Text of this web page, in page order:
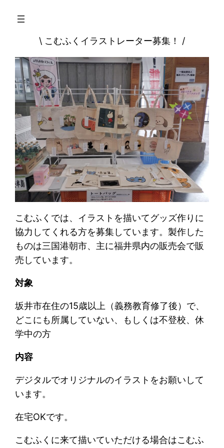
\ こむふくイラストレーター募集！ /
こむふくでは、イラストを描いてグッズ作りに
協力してくれる方を募集しています。製作した
ものは三国港朝市、主に福井県内の販売会で販
売しています。
対象
坂井市在住の15歳以上（義務教育修了後）で、
どこにも所属していない、もしくは不登校、休
学中の方
内容
デジタルでオリジナルのイラストをお願いして
います。
在宅OKです。
こむふくに来て描いていただける場合はこむふ